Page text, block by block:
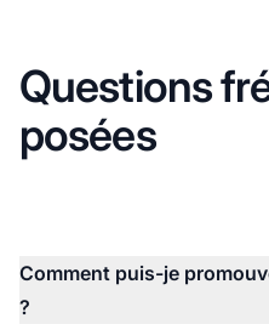
Questions
posées
Comment puis-je
?